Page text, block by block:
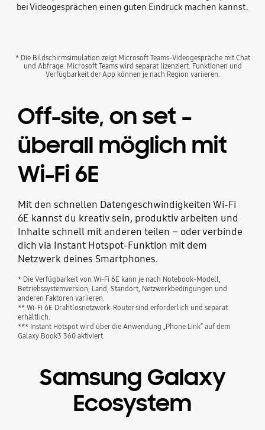
bei Videogesprächen einen guten Eindruck machen kannst.
* Die Bildschirmsimulation zeigt Microsoft Teams-Videogespräche mit Chat
und Abfrage. Microsoft Teams wird separat lizenziert. Funktionen und
Verfügbarkeit der App können je nach Region variieren.
Off-site, on set –
überall möglich mit
Wi-Fi 6E
Mit den schnellen Datengeschwindigkeiten Wi-Fi
6E kannst du kreativ sein, produktiv arbeiten und
Inhalte schnell mit anderen teilen – oder verbinde
dich via Instant Hotspot-Funktion mit dem
Netzwerk deines Smartphones.
* Die Verfügbarkeit von Wi-Fi 6E kann je nach Notebook-Modell,
Betriebssystemversion, Land, Standort, Netzwerkbedingungen und
anderen Faktoren variieren.
** Wi-Fi 6E Drahtlosnetzwerk-Router sind erforderlich und separat
erhältlich.
*** Instant Hotspot wird über die Anwendung „Phone Link“ auf dem
Galaxy Book3 360 aktiviert.
Samsung Galaxy
Ecosystem